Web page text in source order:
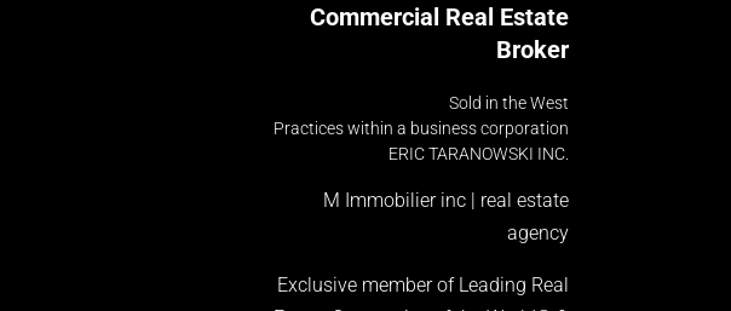
Commercial Real Estate
Broker
Sold in the West
Practices within a business corporation
ERIC TARANOWSKI INC.
M Immobilier inc | real estate
agency
Exclusive member of Leading Real